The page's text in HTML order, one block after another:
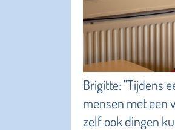
Brigitte: "Tijdens
mensen met een
zelf ook dingen